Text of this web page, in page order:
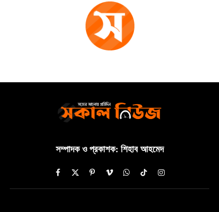
সম্পাদক ও প্রকাশক: শিহাব আহমেদ
Facebook
X
(Twitter)
PinterestVimeoWhatsAppTikTokInstagram